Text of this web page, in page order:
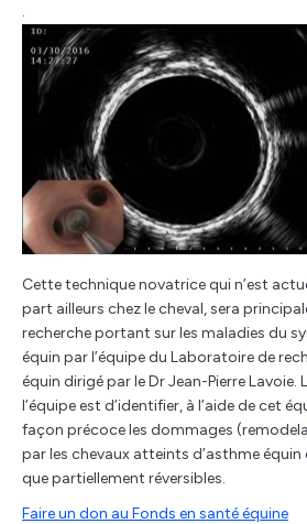
.
Cette technique novatrice qui n’est
part ailleurs chez le cheval, sera
recherche portant sur les maladies du
équin par l’équipe du Laboratoire de
équin dirigé par le Dr Jean-Pierre
l’équipe est d’identifier, à l’aide de cet
façon précoce les dommages
par les chevaux atteints d’asthme équin
que partiellement réversibles.
Faire un don au Fonds en santé équine